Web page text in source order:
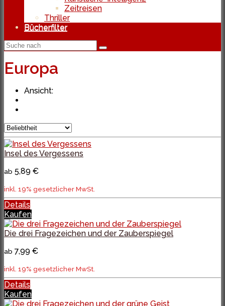
Zeitreisen
Thriller
Bücherfilter
Europa
Ansicht:
Insel des Vergessens
ab 5,89 €
inkl. 19% gesetzlicher MwSt.
Details
Kaufen
Die drei Fragezeichen und der Zauberspiegel
ab 7,99 €
inkl. 19% gesetzlicher MwSt.
Details
Kaufen